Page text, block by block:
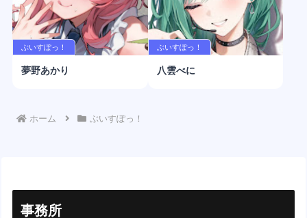
ぶいすぽっ！
夢野あかり
ぶいすぽっ！
八雲べに
ホーム ぶいすぽっ！
事務所